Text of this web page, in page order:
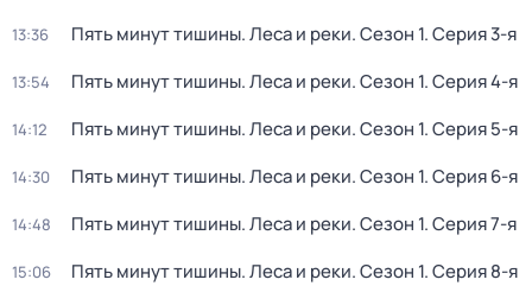
13:36 Пять минут тишины. Леса и реки. Сезон 1. Серия 3-я
13:54 Пять минут тишины. Леса и реки. Сезон 1. Серия 4-я
14:12 Пять минут тишины. Леса и реки. Сезон 1. Серия 5-я
14:30 Пять минут тишины. Леса и реки. Сезон 1. Серия 6-я
14:48 Пять минут тишины. Леса и реки. Сезон 1. Серия 7-я
15:06 Пять минут тишины. Леса и реки. Сезон 1. Серия 8-я